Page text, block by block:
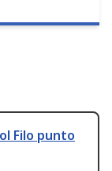
Filo punto